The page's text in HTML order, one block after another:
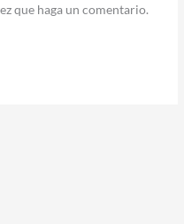
que haga un comentario.